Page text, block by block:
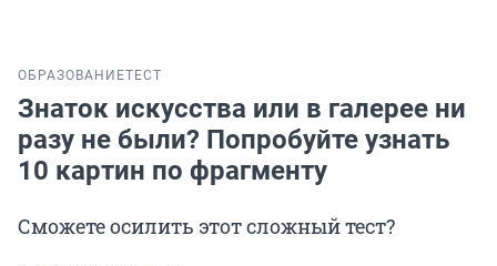
ОБРАЗОВАНИЕТЕСТ
Знаток искусства или в галерее ни
разу не были? Попробуйте узнать
10 картин по фрагменту
Сможете осилить этот сложный тест?